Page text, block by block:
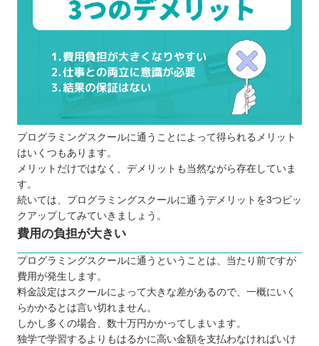
プログラミングスクールに通うことによって得られるメリット
はいくつもあります。
メリットだけではなく、デメリットも当然ながら存在していま
す。
続いては、プログラミングスクールに通うデメリットを3つピッ
クアップしてみていきましょう。
費用の負担が大きい
プログラミングスクールに通うということは、当たり前ですが
費用が発生します。
料金設定はスクールによって大きな差があるので、一概にいく
らかかるとは言い切れません。
しかし多くの場合、数十万円かかってしまいます。
独学で学習するよりもはるかに高い金額を支払わなければいけ